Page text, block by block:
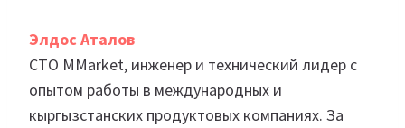
Элдос Аталов
CTO MMarket, инженер и технический лидер с
опытом работы в международных и
кыргызстанских продуктовых компаниях. За